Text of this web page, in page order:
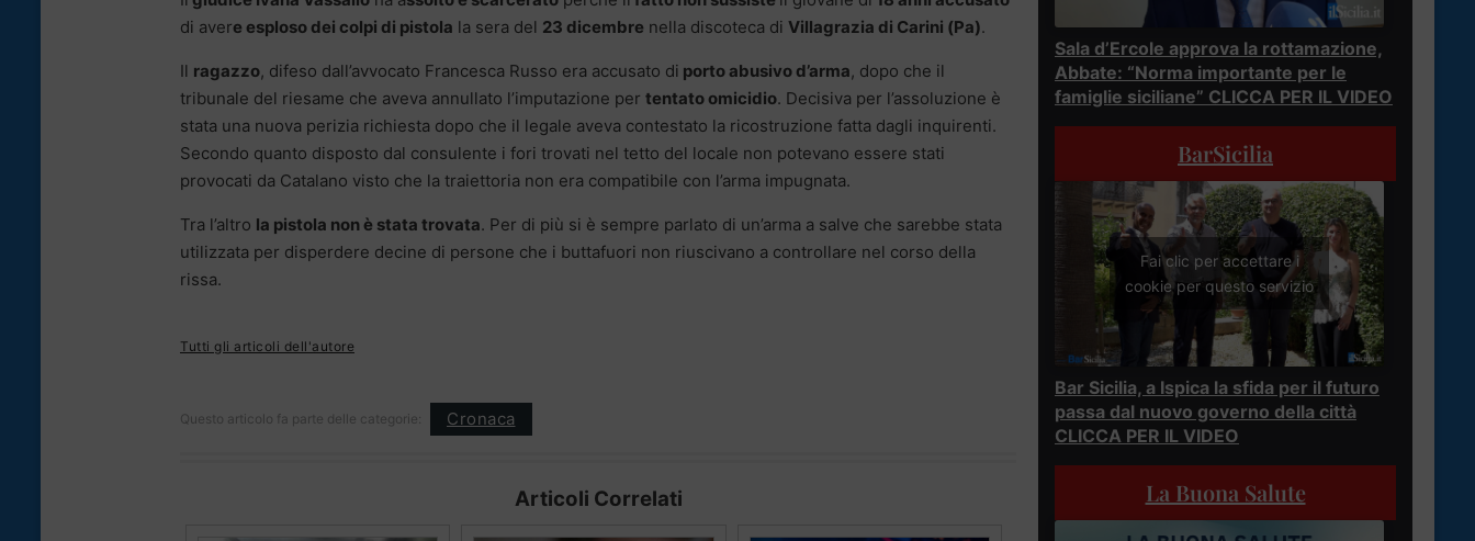
di avere esploso dei colpi di pistola la sera del 23 dicembre nella discoteca di Villagrazia di Carini (Pa).
Il ragazzo, difeso dall’avvocato Francesca Russo era accusato di porto abusivo d’arma, dopo che il
tribunale del riesame che aveva annullato l’imputazione per tentato omicidio. Decisiva per l’assoluzione è
stata una nuova perizia richiesta dopo che il legale aveva contestato la ricostruzione fatta dagli inquirenti.
Secondo quanto disposto dal consulente i fori trovati nel tetto del locale non potevano essere stati
provocati da Catalano visto che la traiettoria non era compatibile con l’arma impugnata.
Tra l’altro la pistola non è stata trovata. Per di più si è sempre parlato di un’arma a salve che sarebbe stata
utilizzata per disperdere decine di persone che i buttafuori non riuscivano a controllare nel corso della
rissa.
Tutti gli articoli dell'autore
Questo articolo fa parte delle categorie: Cronaca
Articoli Correlati
Sala d’Ercole approva la rottamazione,
Abbate: “Norma importante per le
famiglie siciliane” CLICCA PER IL VIDEO
BarSicilia
Fai clic per accettare i
cookie per questo servizio
Bar Sicilia, a Ispica la sfida per il futuro
passa dal nuovo governo della città
CLICCA PER IL VIDEO
La Buona Salute